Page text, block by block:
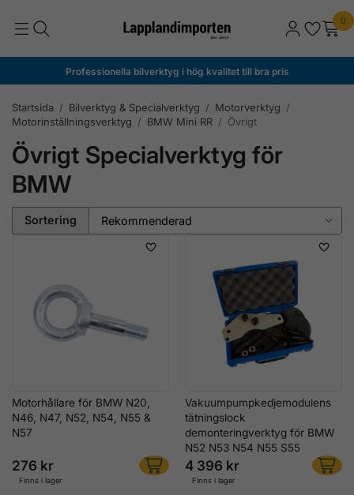
0
Professionella bilverktyg i hög kvalitet till bra pris
Startsida / Bilverktyg & Specialverktyg / Motorverktyg /
Motorinställningsverktyg / BMW Mini RR / Övrigt
Övrigt Specialverktyg för
BMW
Sortering
Motorhållare för BMW N20,
N46, N47, N52, N54, N55 &
N57
276 kr
Finns i lager
Vakuumpumpkedjemodulens
tätningslock
demonteringverktyg för BMW
N52 N53 N54 N55 S55
4 396 kr
Finns i lager